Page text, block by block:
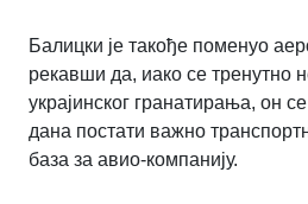
Балицки је такође поменуо
рекавши да, иако се тренутно
украјинског гранатирања, он
дана постати важно
база за авио-компанију.